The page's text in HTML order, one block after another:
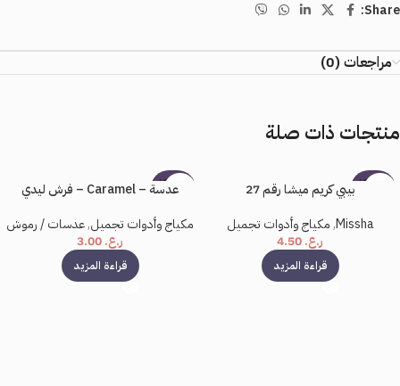
Share:
مراجعات (0)
منتجات ذات صلة
بيعت كل بيبي كريم ميشا رقم 27
Missha
, مكياج وأدوات تجميل
ر.ع.
قراءة المزيد
بيعت كل
ها
عدسة – Caramel – فرش ليدي
مكياج وأدوات تجميل,عدسات / رموش
ر.ع.
قراءة المزيد